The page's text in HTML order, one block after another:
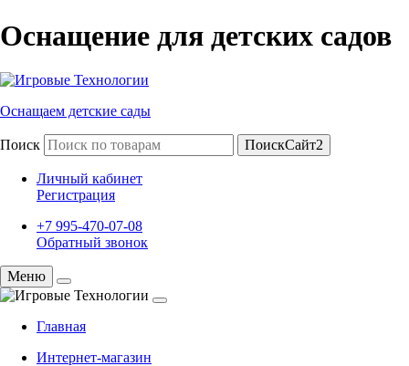
Оснащение для детских садов
Оснащаем детские сады
Поиск ПоискСайт2
Личный кабинет
Регистрация
+7 995-470-07-08
Обратный звонок
Меню
Главная
Интернет-магазин